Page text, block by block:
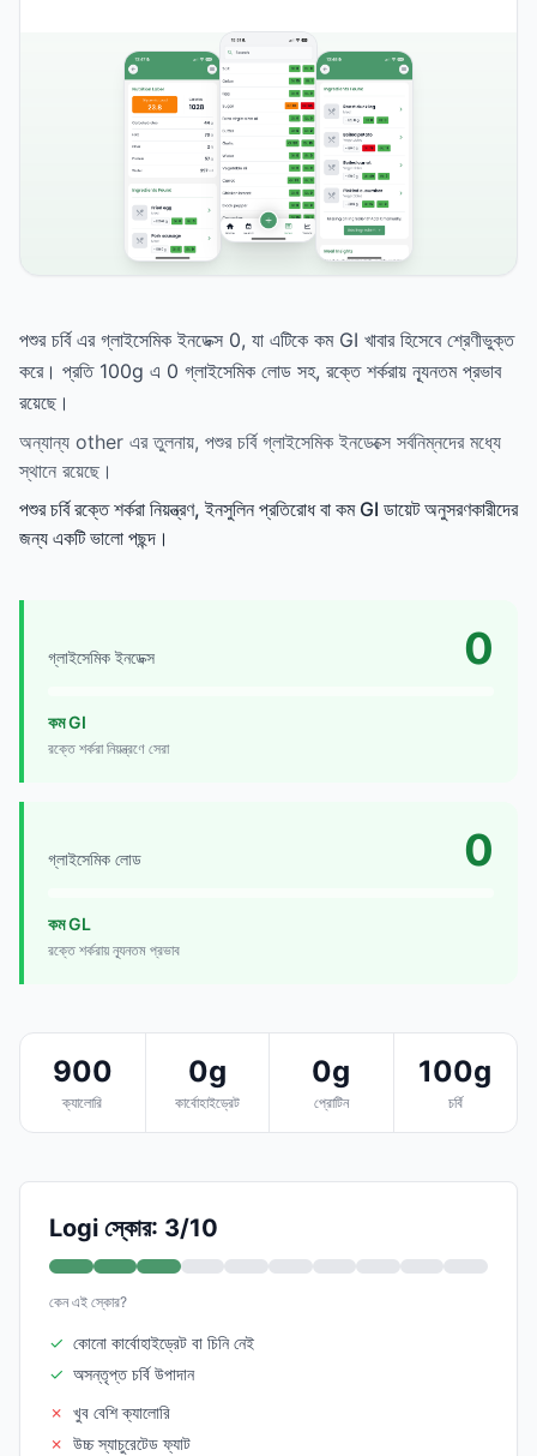
পশুর চর্বি এর গ্লাইসেমিক ইনডেক্স 0, যা এটিকে কম GI খাবার হিসেবে শ্রেণীভুক্ত
করে। প্রতি 100g এ 0 গ্লাইসেমিক লোড সহ, রক্তে শর্করায় ন্যূনতম প্রভাব
রয়েছে।
অন্যান্য other এর তুলনায়, পশুর চর্বি গ্লাইসেমিক ইনডেক্সে সর্বনিম্নদের মধ্যে
স্থানে রয়েছে।
পশুর চর্বি রক্তে শর্করা নিয়ন্ত্রণ, ইনসুলিন প্রতিরোধ বা কম GI ডায়েট অনুসরণকারীদের
জন্য একটি ভালো পছন্দ।
গ্লাইসেমিক ইনডেক্স 0
কম GI
রক্তে শর্করা নিয়ন্ত্রণে সেরা
গ্লাইসেমিক লোড 0
কম GL
রক্তে শর্করায় ন্যূনতম প্রভাব
900
ক্যালোরি
0g
কার্বোহাইড্রেট
0g
প্রোটিন
100g
চর্বি
Logi স্কোর: 3/10
কেন এই স্কোর?
✓ কোনো কার্বোহাইড্রেট বা চিনি নেই
✓ অসন্তৃপ্ত চর্বি উপাদান
✗ খুব বেশি ক্যালোরি
✗ উচ্চ স্যাচুরেটেড ফ্যাট